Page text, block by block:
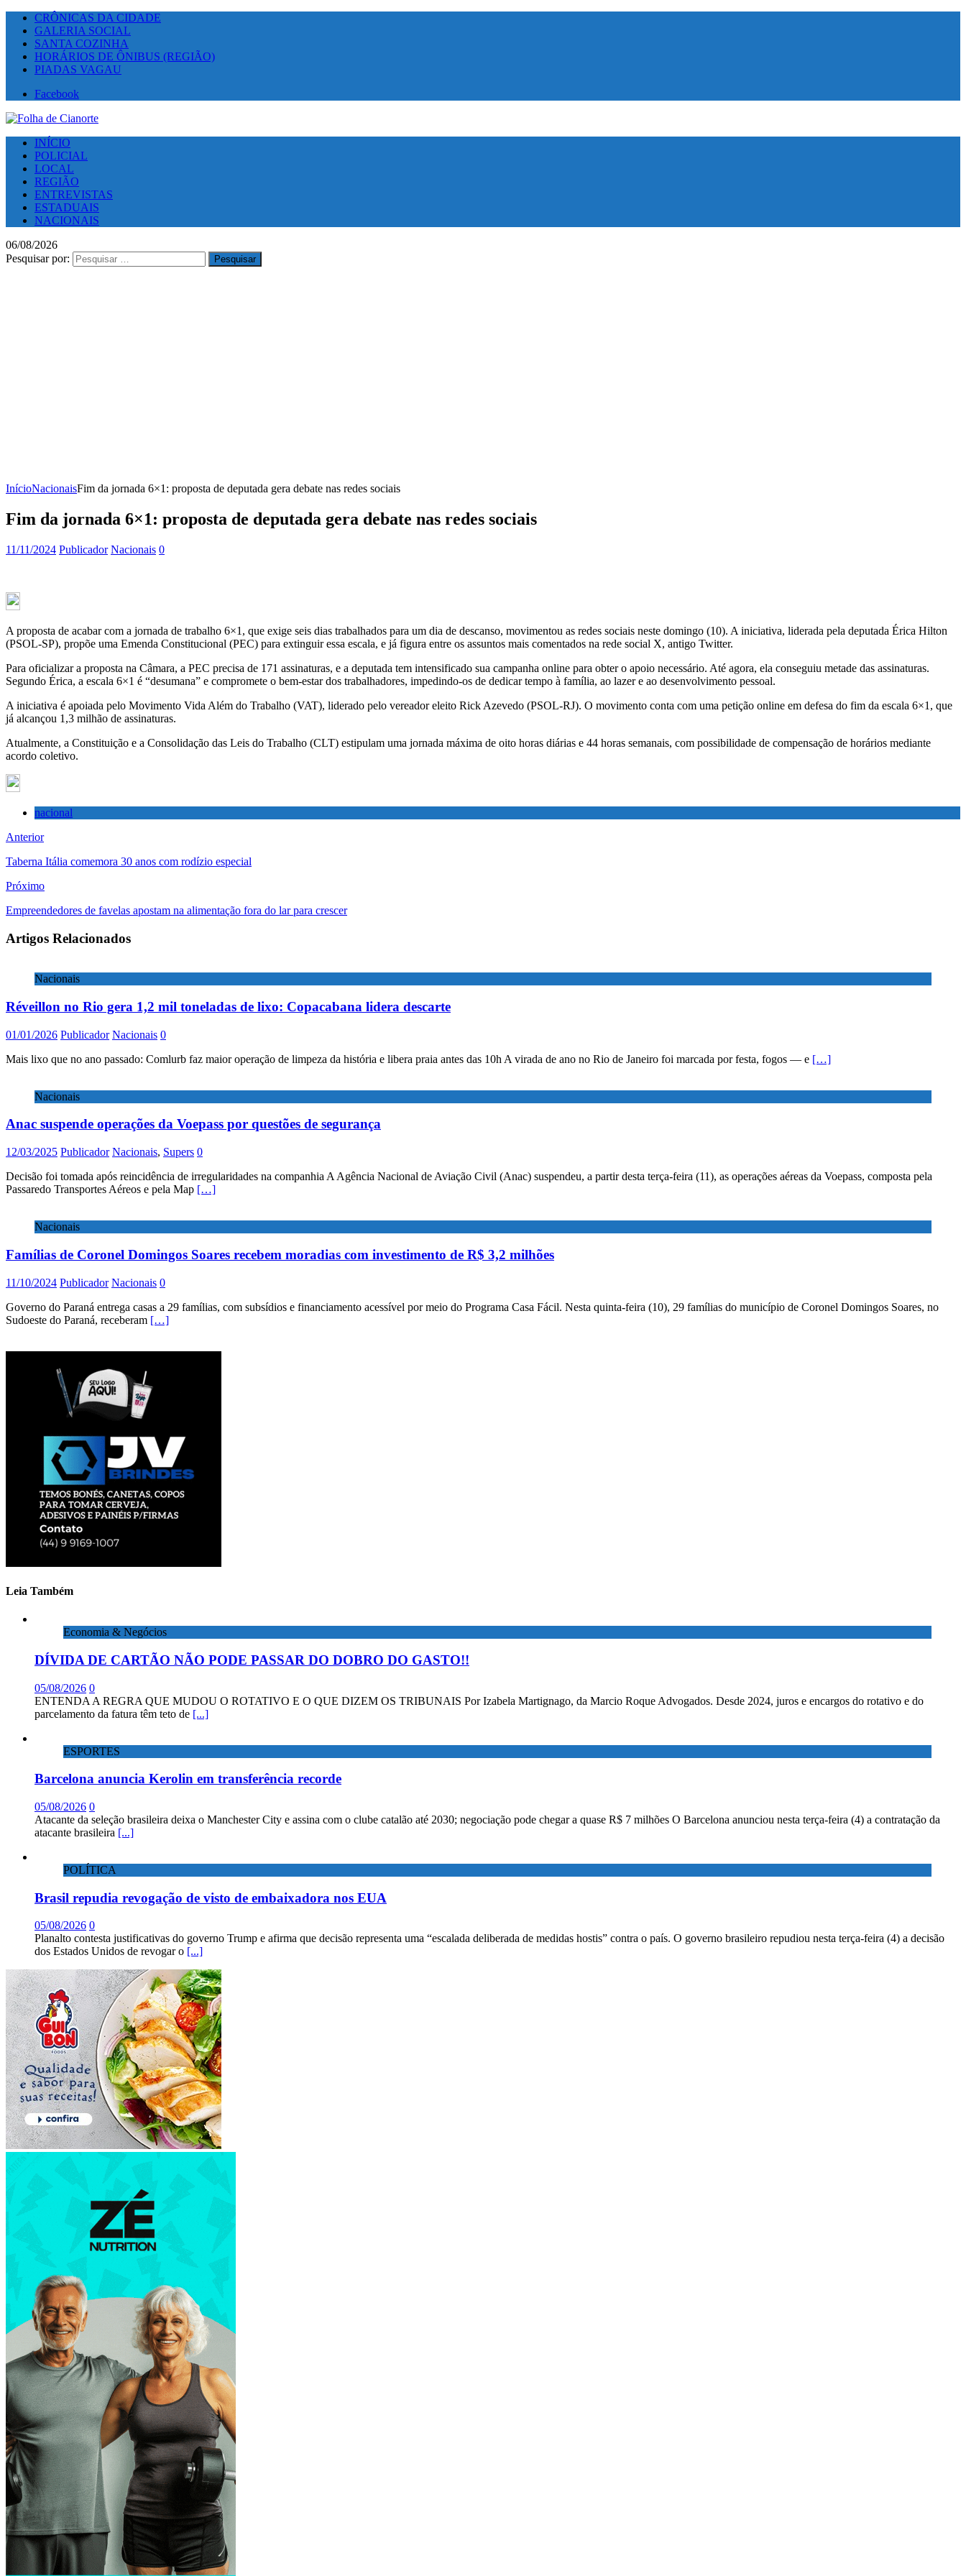
CRÔNICAS DA CIDADE
GALERIA SOCIAL
SANTA COZINHA
HORÁRIOS DE ÔNIBUS (REGIÃO)
PIADAS VAGAU
Facebook
INÍCIO
POLICIAL
LOCAL
REGIÃO
ENTREVISTAS
ESTADUAIS
NACIONAIS
06/08/2026
Pesquisar por:
InícioNacionaisFim da jornada 6×1: proposta de deputada gera debate nas redes sociais
Fim da jornada 6×1: proposta de deputada gera debate nas redes sociais
11/11/2024 Publicador Nacionais 0
A proposta de acabar com a jornada de trabalho 6×1, que exige seis dias trabalhados para um dia de descanso, movimentou as redes sociais neste domingo (10). A iniciativa, liderada pela deputada Érica Hilton
(PSOL-SP), propõe uma Emenda Constitucional (PEC) para extinguir essa escala, e já figura entre os assuntos mais comentados na rede social X, antigo Twitter.
Para oficializar a proposta na Câmara, a PEC precisa de 171 assinaturas, e a deputada tem intensificado sua campanha online para obter o apoio necessário. Até agora, ela conseguiu metade das assinaturas.
Segundo Érica, a escala 6×1 é “desumana” e compromete o bem-estar dos trabalhadores, impedindo-os de dedicar tempo à família, ao lazer e ao desenvolvimento pessoal.
A iniciativa é apoiada pelo Movimento Vida Além do Trabalho (VAT), liderado pelo vereador eleito Rick Azevedo (PSOL-RJ). O movimento conta com uma petição online em defesa do fim da escala 6×1, que
já alcançou 1,3 milhão de assinaturas.
Atualmente, a Constituição e a Consolidação das Leis do Trabalho (CLT) estipulam uma jornada máxima de oito horas diárias e 44 horas semanais, com possibilidade de compensação de horários mediante
acordo coletivo.
nacional
Anterior
Taberna Itália comemora 30 anos com rodízio especial
Próximo
Empreendedores de favelas apostam na alimentação fora do lar para crescer
Artigos Relacionados
Nacionais
Réveillon no Rio gera 1,2 mil toneladas de lixo: Copacabana lidera descarte
01/01/2026 Publicador Nacionais 0
Mais lixo que no ano passado: Comlurb faz maior operação de limpeza da história e libera praia antes das 10h A virada de ano no Rio de Janeiro foi marcada por festa, fogos — e […]
Nacionais
Anac suspende operações da Voepass por questões de segurança
12/03/2025 Publicador Nacionais, Supers 0
Decisão foi tomada após reincidência de irregularidades na companhia A Agência Nacional de Aviação Civil (Anac) suspendeu, a partir desta terça-feira (11), as operações aéreas da Voepass, composta pela
Passaredo Transportes Aéreos e pela Map […]
Nacionais
Famílias de Coronel Domingos Soares recebem moradias com investimento de R$ 3,2 milhões
11/10/2024 Publicador Nacionais 0
Governo do Paraná entrega casas a 29 famílias, com subsídios e financiamento acessível por meio do Programa Casa Fácil. Nesta quinta-feira (10), 29 famílias do município de Coronel Domingos Soares, no
Sudoeste do Paraná, receberam […]
Leia Também
Economia & Negócios
DÍVIDA DE CARTÃO NÃO PODE PASSAR DO DOBRO DO GASTO!!
05/08/2026 0
ENTENDA A REGRA QUE MUDOU O ROTATIVO E O QUE DIZEM OS TRIBUNAIS Por Izabela Martignago, da Marcio Roque Advogados. Desde 2024, juros e encargos do rotativo e do
parcelamento da fatura têm teto de [...]
ESPORTES
Barcelona anuncia Kerolin em transferência recorde
05/08/2026 0
Atacante da seleção brasileira deixa o Manchester City e assina com o clube catalão até 2030; negociação pode chegar a quase R$ 7 milhões O Barcelona anunciou nesta terça-feira (4) a contratação da
atacante brasileira [...]
POLÍTICA
Brasil repudia revogação de visto de embaixadora nos EUA
05/08/2026 0
Planalto contesta justificativas do governo Trump e afirma que decisão representa uma “escalada deliberada de medidas hostis” contra o país. O governo brasileiro repudiou nesta terça-feira (4) a decisão
dos Estados Unidos de revogar o [...]